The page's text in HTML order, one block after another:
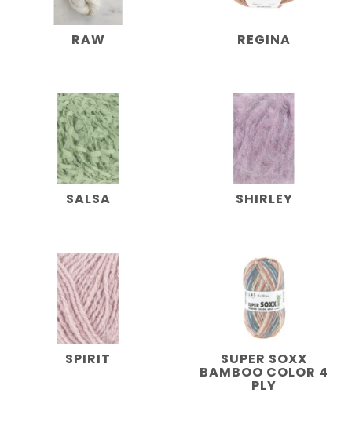
RAW REGINA
SALSA SHIRLEY
SPIRIT SUPER SOXX
BAMBOO COLOR 4
PLY